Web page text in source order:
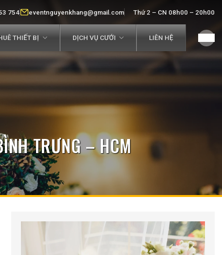
754 eventnguyenkhang@gmail.com Thứ 2 – CN 08h00 – 20h00
THIẾT BỊ DỊCH VỤ CƯỚI LIÊN HỆ
TRƯNG – HCM